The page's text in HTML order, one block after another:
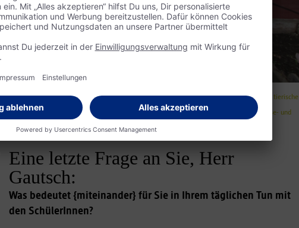
Wo kommt’s her? Diese Frage stellt man sich an der ASO St. Anton nicht nur, wenn es um tierische
Produkte geht. Hier zum Beispiel beim praxisnahen Unterricht an den hauseigenen Gemüse- und
Kräuterhochbeeten.
Eine letzte Frage an Sie, Herr
Gautsch:
Was bedeutet {miteinander} für Sie in Ihrem täglichen Tun mit
den SchülerInnen?